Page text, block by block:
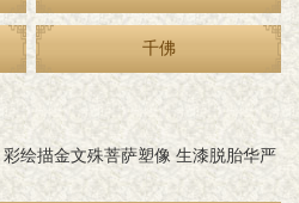
千佛
彩绘描金文殊菩萨塑像 生漆脱胎华严